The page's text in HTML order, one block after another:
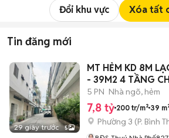
Đổi khu vực Xóa tất
Tin đăng mới
29 giây trước 5
MT HẺM KD 8M
-
5 PN Nhà ngõ, hẻm
7,8 tỷ 200 tr/m² 39
Phường 3 (P. Bình